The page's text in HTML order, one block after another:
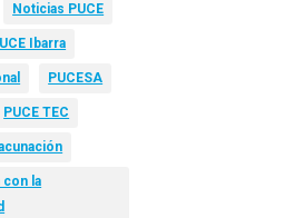
Noticias PUCE
Ibarra
PUCESA
PUCE TEC
con la